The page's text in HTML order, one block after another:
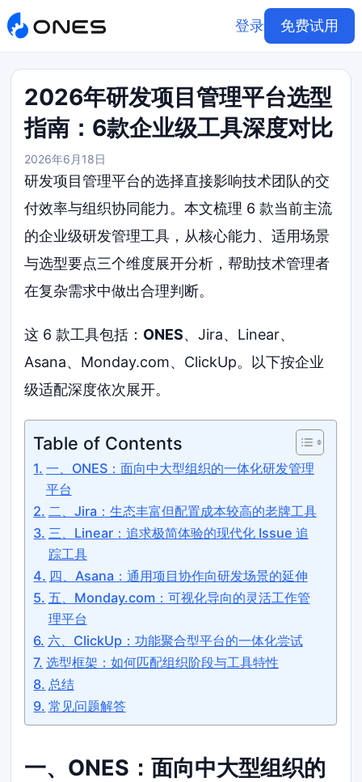
登录 免费试用
2026年研发项目管理平台选型
指南：6款企业级工具深度对比
2026年6月18日
研发项目管理平台的选择直接影响技术团队的交
付效率与组织协同能力。本文梳理 6 款当前主流
的企业级研发管理工具，从核心能力、适用场景
与选型要点三个维度展开分析，帮助技术管理者
在复杂需求中做出合理判断。
这 6 款工具包括： ONES、Jira、Linear、
Asana、Monday.com、ClickUp。以下按企业
级适配深度依次展开。
Table of Contents
一、ONES：面向中大型组织的一体化研发管理
平台
二、Jira：生态丰富但配置成本较高的老牌工具
三、Linear：追求极简体验的现代化 Issue 追
踪工具
四、Asana：通用项目协作向研发场景的延伸
五、Monday.com：可视化导向的灵活工作管
理平台
六、ClickUp：功能聚合型平台的一体化尝试
选型框架：如何匹配组织阶段与工具特性
总结
常见问题解答
一、ONES：面向中大型组织的